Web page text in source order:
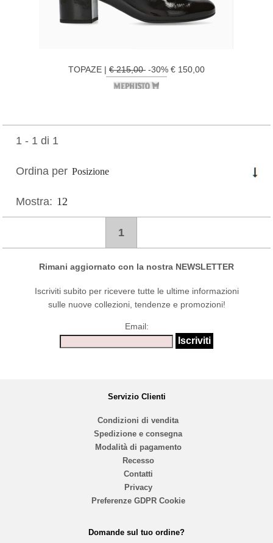
TOPAZE | € 215,00-30% € 150,00
1 - 1 di 1
Ordina per
Mostra:
1
Rimani aggiornato con la nostra NEWSLETTER
Iscriviti subito per ricevere tutte le ultime informazioni
sulle nuove collezioni, tendenze e promozioni!
Email:
Servizio Clienti
Condizioni di vendita
Spedizione e consegna
Modalità di pagamento
Recesso
Contatti
Privacy
Preferenze GDPR Cookie
Domande sul tuo ordine?